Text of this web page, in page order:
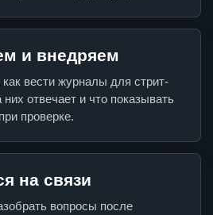
и внедряем
вести журналы для стрит-
отвечает и что показывать
проверке.
на связи
вопросы после